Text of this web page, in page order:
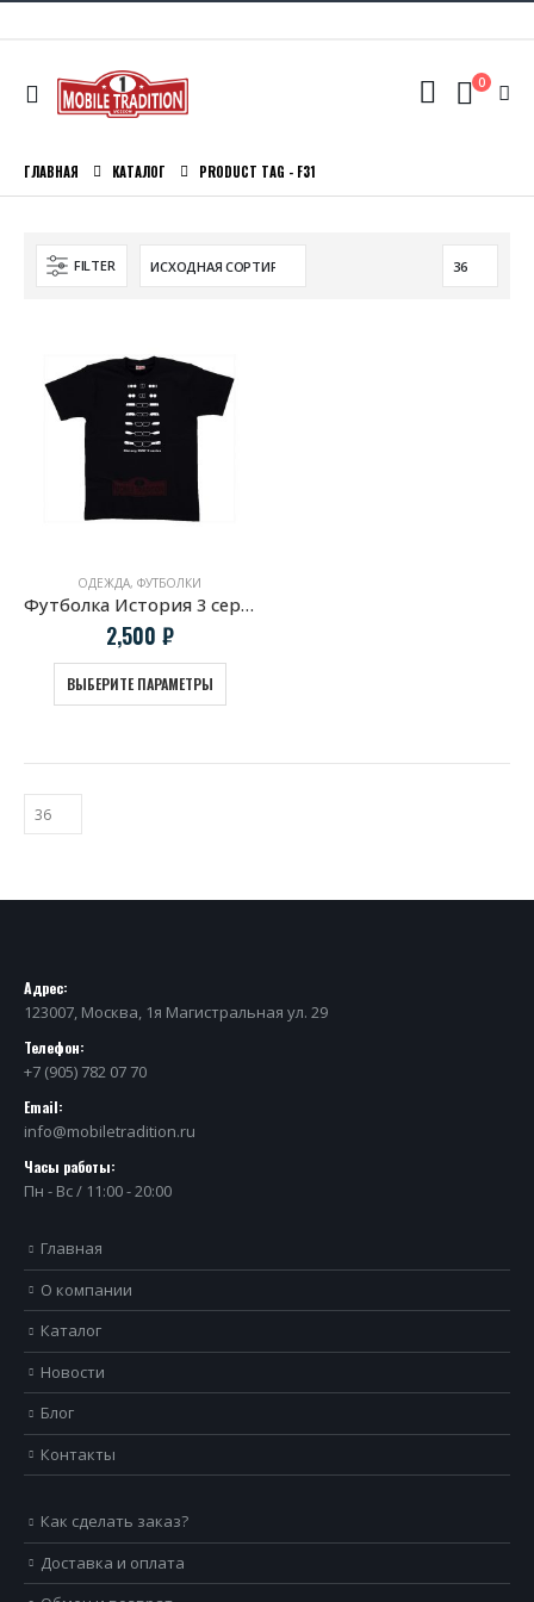
0
ГЛАВНАЯ КАТАЛОГ PRODUCT TAG - F31
FILTER
ОДЕЖДА, ФУТБОЛКИ
Футболка История 3 серии BMW
2,500 ₽
ВЫБЕРИТЕ ПАРАМЕТРЫ
Адрес:
123007, Москва, 1я Магистральная ул. 29
Телефон:
+7 (905) 782 07 70
Email:
info@mobiletradition.ru
Часы работы:
Пн - Вс / 11:00 - 20:00
Главная
О компании
Каталог
Новости
Блог
Контакты
Как сделать заказ?
Доставка и оплата